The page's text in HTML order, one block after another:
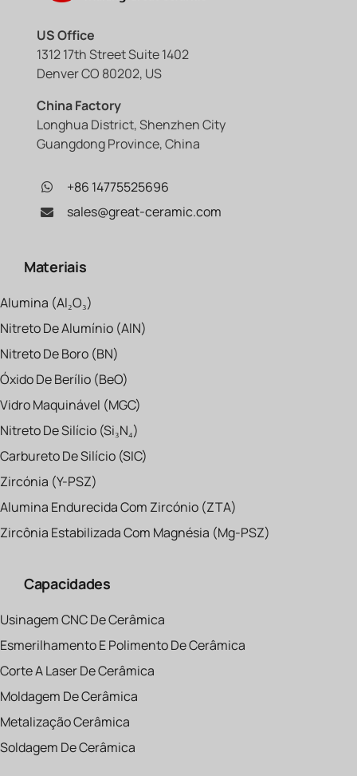
US Office
1312 17th Street Suite 1402
Denver CO 80202, US
China Factory
Longhua District, Shenzhen City
Guangdong Province, China
+86 14775525696
sales@great-ceramic.com
Materiais
Alumina (Al₂O₃)
Nitreto De Alumínio (AlN)
Nitreto De Boro (BN)
Óxido De Berílio (BeO)
Vidro Maquinável (MGC)
Nitreto De Silício (Si₃N₄)
Carbureto De Silício (SIC)
Zircónia (Y-PSZ)
Alumina Endurecida Com Zircónio (ZTA)
Zircônia Estabilizada Com Magnésia (Mg-PSZ)
Capacidades
Usinagem CNC De Cerâmica
Esmerilhamento E Polimento De Cerâmica
Corte A Laser De Cerâmica
Moldagem De Cerâmica
Metalização Cerâmica
Soldagem De Cerâmica